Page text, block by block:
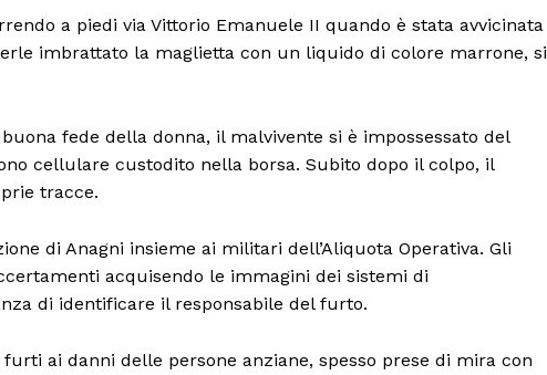
a piedi via Vittorio Emanuele II quando è stata avvicinata
imbrattato la maglietta con un liquido di colore marrone, si
fede della donna, il malvivente si è impossessato del
cellulare custodito nella borsa. Subito dopo il colpo, il
tracce.
di Anagni insieme ai militari dell’Aliquota Operativa. Gli
acquisendo le immagini dei sistemi di
di identificare il responsabile del furto.
ai danni delle persone anziane, spesso prese di mira con